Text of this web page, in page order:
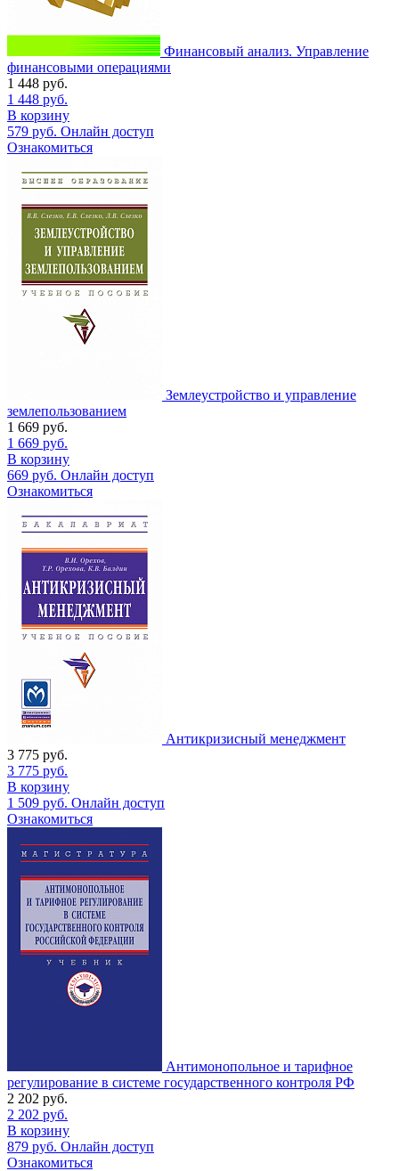
Финансовый анализ. Управление
финансовыми операциями
1 448 руб.
1 448 руб.
В корзину
579 руб. Онлайн доступ
Ознакомиться
Землеустройство и управление
землепользованием
1 669 руб.
1 669 руб.
В корзину
669 руб. Онлайн доступ
Ознакомиться
Антикризисный менеджмент
3 775 руб.
3 775 руб.
В корзину
1 509 руб. Онлайн доступ
Ознакомиться
Антимонопольное и тарифное
регулирование в системе государственного контроля РФ
2 202 руб.
2 202 руб.
В корзину
879 руб. Онлайн доступ
Ознакомиться